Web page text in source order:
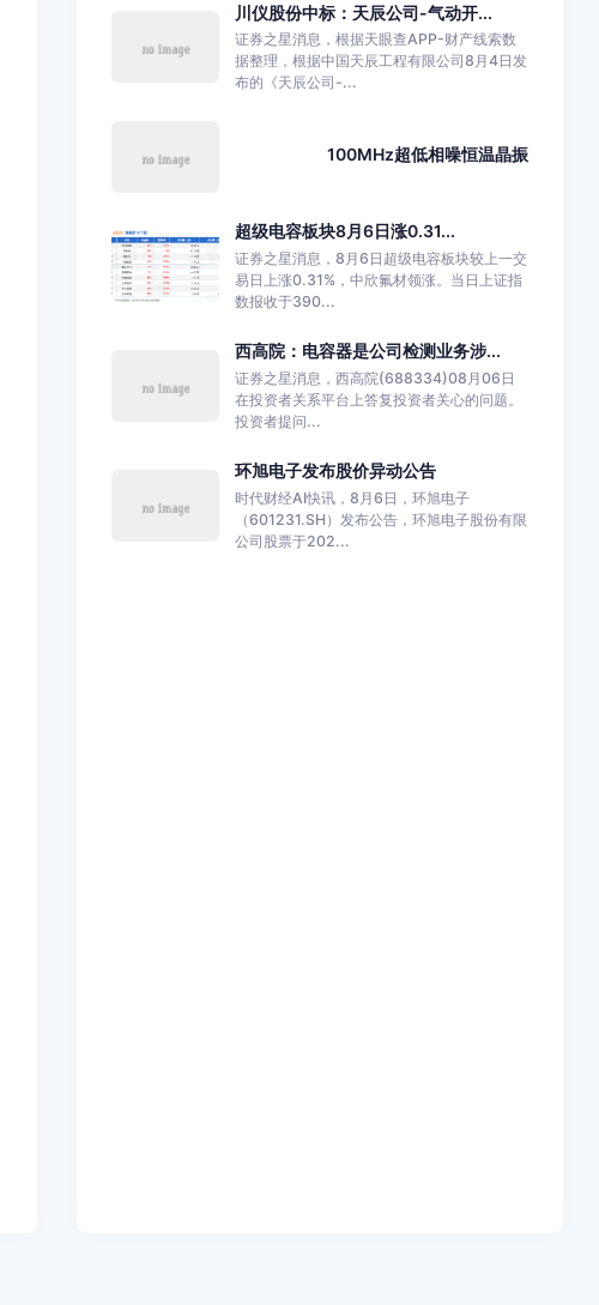
川仪股份中标：天辰公司-气动开...
证券之星消息，根据天眼查APP-财产线索数
据整理，根据中国天辰工程有限公司8月4日发
布的《天辰公司-...
100MHz超低相噪恒温晶振
超级电容板块8月6日涨0.31...
证券之星消息，8月6日超级电容板块较上一交
易日上涨0.31%，中欣氟材领涨。当日上证指
数报收于390...
西高院：电容器是公司检测业务涉...
证券之星消息，西高院(688334)08月06日
在投资者关系平台上答复投资者关心的问题。
投资者提问...
环旭电子发布股价异动公告
时代财经AI快讯，8月6日，环旭电子
（601231.SH）发布公告，环旭电子股份有限
公司股票于202...